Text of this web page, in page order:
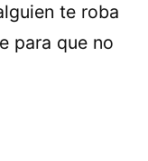
te roba
para que no